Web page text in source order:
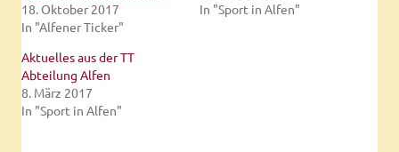
18. Oktober 2017
In "Alfener Ticker"
In "Sport in Alfen"
Aktuelles aus der TT
Abteilung Alfen
8. März 2017
In "Sport in Alfen"